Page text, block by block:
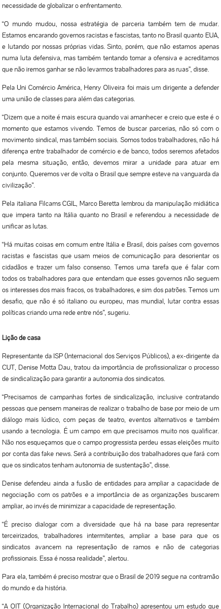
necessidade de globalizar o enfrentamento.
“O mundo mudou, nossa estratégia de parceria também tem de mudar.
Estamos encarando governos racistas e fascistas, tanto no Brasil quanto EUA,
e lutando por nossas próprias vidas. Sinto, porém, que não estamos apenas
numa luta defensiva, mas também tentando tomar a ofensiva e acreditamos
que não iremos ganhar se não levarmos trabalhadores para as ruas”, disse.
Pela Uni Comércio América, Henry Oliveira foi mais um dirigente a defender
uma união de classes para além das categorias.
“Dizem que a noite é mais escura quando vai amanhecer e creio que este é o
momento que estamos vivendo. Temos de buscar parcerias, não só com o
movimento sindical, mas também sociais. Somos todos trabalhadores, não há
diferença entre trabalhador de comércio e de banco, todos seremos afetados
pela mesma situação, então, devemos mirar a unidade para atuar em
conjunto. Queremos ver de volta o Brasil que sempre esteve na vanguarda da
civilização”.
Pela italiana Filcams CGIL, Marco Beretta lembrou da manipulação midiática
que impera tanto na Itália quanto no Brasil e referendou a necessidade de
unificar as lutas.
“Há muitas coisas em comum entre Itália e Brasil, dois países com governos
racistas e fascistas que usam meios de comunicação para desorientar os
cidadãos e trazer um falso consenso. Temos uma tarefa que é falar com
todos os trabalhadores para que entendam que esses governos não seguem
os interesses dos mais fracos, os trabalhadores, e sim dos patrões. Temos um
desafio, que não é só italiano ou europeu, mas mundial, lutar contra essas
políticas criando uma rede entre nós”, sugeriu.
Lição de casa
Representante da ISP (Internacional dos Serviços Públicos), a ex-dirigente da
CUT, Denise Motta Dau, tratou da importância de profissionalizar o processo
de sindicalização para garantir a autonomia dos sindicatos.
“Precisamos de campanhas fortes de sindicalização, inclusive contratando
pessoas que pensem maneiras de realizar o trabalho de base por meio de um
diálogo mais lúdico, com peças de teatro, eventos alternativos e também
usando a tecnologia. É um campo em que precisamos muito nos qualificar.
Não nos esqueçamos que o campo progressista perdeu essas eleições muito
por conta das fake news. Será a contribuição dos trabalhadores que fará com
que os sindicatos tenham autonomia de sustentação”, disse.
Denise defendeu ainda a fusão de entidades para ampliar a capacidade de
negociação com os patrões e a importância de as organizações buscarem
ampliar, ao invés de minimizar a capacidade de representação.
“É preciso dialogar com a diversidade que há na base para representar
terceirizados, trabalhadores intermitentes, ampliar a base para que os
sindicatos avancem na representação de ramos e não de categorias
profissionais. Essa é nossa realidade”, alertou.
Para ela, também é preciso mostrar que o Brasil de 2019 segue na contramão
do mundo e da história.
“A OIT (Organização Internacional do Trabalho) apresentou um estudo que